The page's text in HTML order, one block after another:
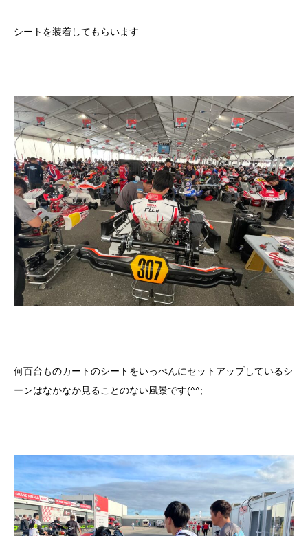
シートを装着してもらいます
何百台ものカートのシートをいっぺんにセットアップしているシ
ーンはなかなか見ることのない風景です(^^;